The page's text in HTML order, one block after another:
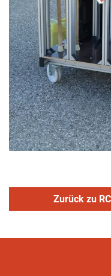
Zurück zu